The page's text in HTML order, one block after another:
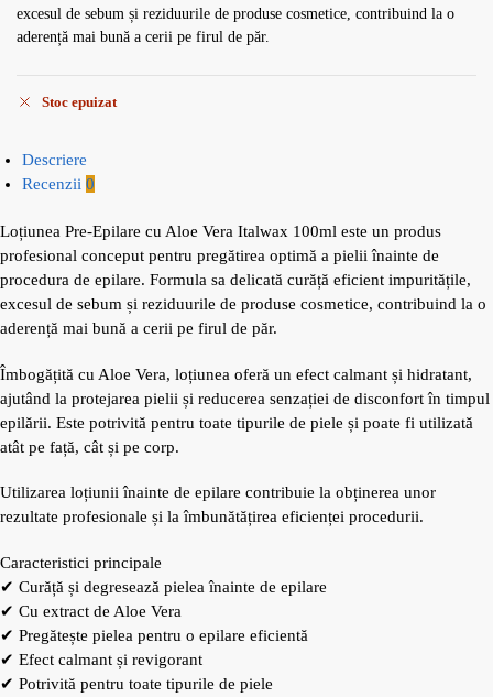
excesul de sebum și reziduurile de produse cosmetice, contribuind la o
aderență mai bună a cerii pe firul de păr.
Stoc epuizat
Descriere
Recenzii 0
Loțiunea Pre-Epilare cu Aloe Vera Italwax 100ml este un produs
profesional conceput pentru pregătirea optimă a pielii înainte de
procedura de epilare. Formula sa delicată curăță eficient impuritățile,
excesul de sebum și reziduurile de produse cosmetice, contribuind la o
aderență mai bună a cerii pe firul de păr.
Îmbogățită cu Aloe Vera, loțiunea oferă un efect calmant și hidratant,
ajutând la protejarea pielii și reducerea senzației de disconfort în timpul
epilării. Este potrivită pentru toate tipurile de piele și poate fi utilizată
atât pe față, cât și pe corp.
Utilizarea loțiunii înainte de epilare contribuie la obținerea unor
rezultate profesionale și la îmbunătățirea eficienței procedurii.
Caracteristici principale
✔ Curăță și degresează pielea înainte de epilare
✔ Cu extract de Aloe Vera
✔ Pregătește pielea pentru o epilare eficientă
✔ Efect calmant și revigorant
✔ Potrivită pentru toate tipurile de piele